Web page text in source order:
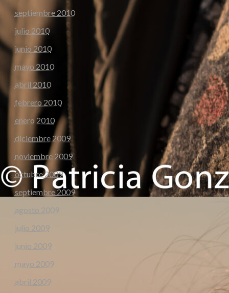
septiembre 2010
julio 2010
junio 2010
mayo 2010
abril 2010
febrero 2010
enero 2010
diciembre 2009
noviembre 2009
octubre 2009
septiembre 2009
agosto 2009
julio 2009
junio 2009
mayo 2009
abril 2009